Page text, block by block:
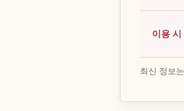
이용
최신 정보